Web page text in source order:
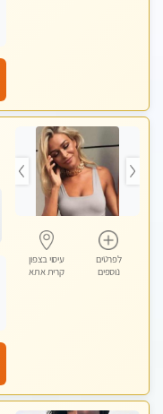
לפרטים
נוספים
עיסוי בצפון
קרית אתא